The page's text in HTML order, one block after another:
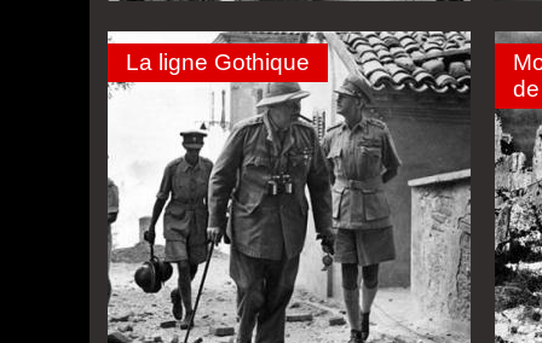
La ligne Gothique